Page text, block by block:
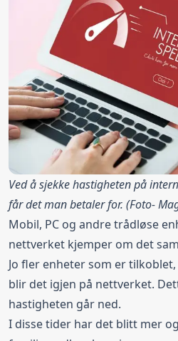
Ved å sjekke hastigheten på
får det man betaler for. (Foto-
Mobil, PC og andre trådløse
nettverket kjemper om det
Jo fler enheter som er
blir det igjen på nettverket.
hastigheten går ned.
I disse tider har det blitt mer